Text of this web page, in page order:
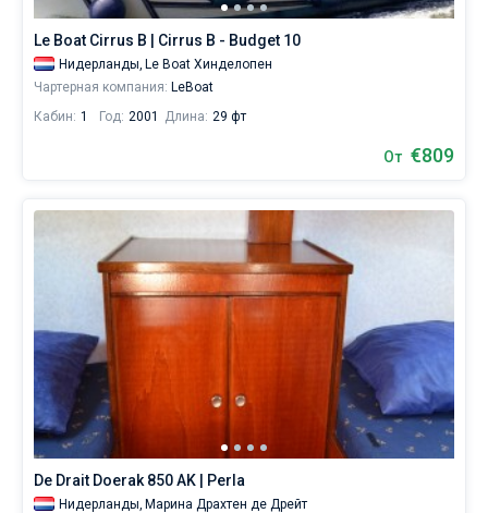
Le Boat Cirrus B | Cirrus B - Budget 10
Нидерланды, Le Boat Хинделопен
Чартерная компания: LeBoat
Кабин: 1 Год: 2001 Длина: 29 фт
От €809
De Drait Doerak 850 AK | Perla
Нидерланды, Марина Драхтен де Дрейт